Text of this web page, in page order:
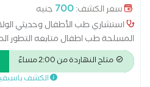
سعر الكشف:700 جنيه
استشاري طب الأطفال وحديثي
المسلحة طب اطفال متابعه التطور
مخصصه للاطفال متابعه حالات تاخر
للاطفال متابعه النمو العقلي للاطفال
متاح النهاردة من 2:00 مساءً
الكشف